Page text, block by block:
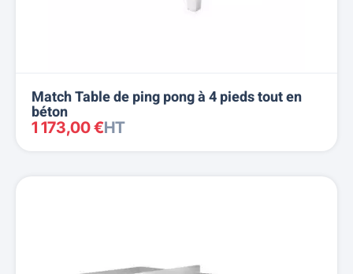
Match Table de ping pong à 4 pieds tout en
béton
1 173,00 €HT